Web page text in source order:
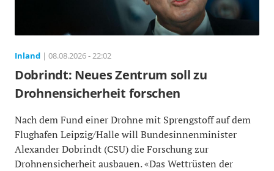
Inland | 08.08.2026 - 22:02
Dobrindt: Neues Zentrum soll zu
Drohnensicherheit forschen
Nach dem Fund einer Drohne mit Sprengstoff auf dem
Flughafen Leipzig/Halle will Bundesinnenminister
Alexander Dobrindt (CSU) die Forschung zur
Drohnensicherheit ausbauen. «Das Wettrüsten der